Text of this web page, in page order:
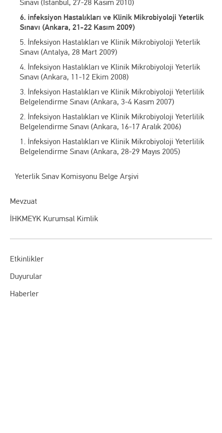
Sınavı (İstanbul, 27-28 Kasım 2010)
6. infeksiyon Hastalıkları ve Klinik Mikrobiyoloji Yeterlik
Sınavı (Ankara, 21-22 Kasım 2009)
5. İnfeksiyon Hastalıkları ve Klinik Mikrobiyoloji Yeterlik
Sınavı (Antalya, 28 Mart 2009)
4. İnfeksiyon Hastalıkları ve Klinik Mikrobiyoloji Yeterlik
Sınavı (Ankara, 11-12 Ekim 2008)
3. İnfeksiyon Hastalıkları ve Klinik Mikrobiyoloji Yeterlilik
Belgelendirme Sınavı (Ankara, 3-4 Kasım 2007)
2. İnfeksiyon Hastalıkları ve Klinik Mikrobiyoloji Yeterlilik
Belgelendirme Sınavı (Ankara, 16-17 Aralık 2006)
1. İnfeksiyon Hastalıkları ve Klinik Mikrobiyoloji Yeterlilik
Belgelendirme Sınavı (Ankara, 28-29 Mayıs 2005)
Yeterlik Sınav Komisyonu Belge Arşivi
Mevzuat
İHKMEYK Kurumsal Kimlik
Etkinlikler
Duyurular
Haberler